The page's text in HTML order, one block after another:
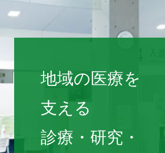
医療関係者の方へ
福島県立医科大学
地域の医療を
支える
診療・研究・